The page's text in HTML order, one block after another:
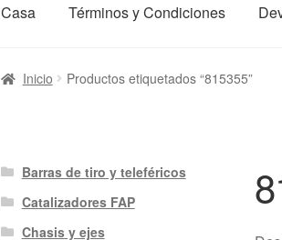
Casa
Términos y Condiciones
InicioCaja registradora CarroContacto
Inicio Productos etiquetados “815355”
Barras de tiro y teleféricos
Catalizadores FAP
Chasis y ejes